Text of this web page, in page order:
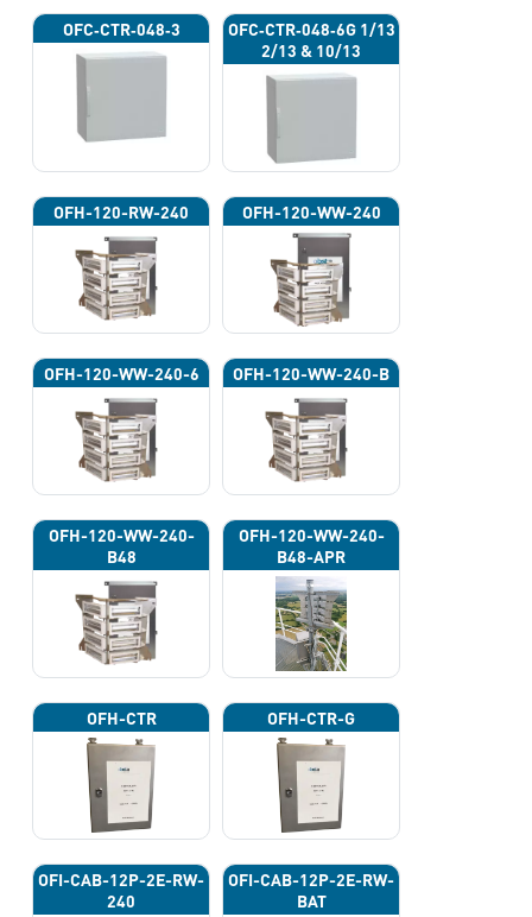
OFC‐CTR‐048‐3
OFC‐CTR‐048‐6G 1/13
2/13 & 10/13
OFH-120-RW-240 OFH-120-WW-240
OFH-120-WW-240-6 OFH-120-WW-240-B
OFH-120-WW-240-
B48
OFH-120-WW-240-
B48-APR
OFH-CTR OFH-CTR-G
OFI-CAB-12P-2E-RW-
240
OFI-CAB-12P-2E-RW-
BAT